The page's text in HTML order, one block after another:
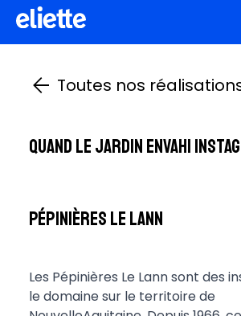
Toutes nos
Quand le jardin envahi
Pépinières Le Lann
Les Pépinières Le Lann sont des
le domaine sur le territoire de